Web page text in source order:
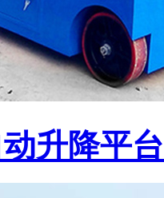
升降平台